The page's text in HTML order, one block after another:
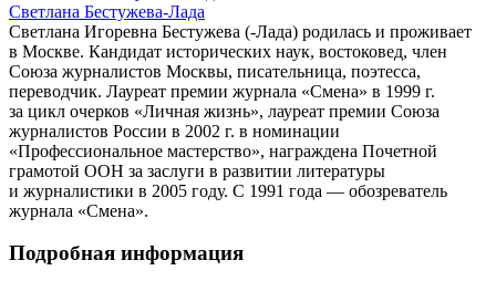
Светлана Бестужева-Лада
Светлана Игоревна Бестужева (-Лада) родилась и проживает
в Москве. Кандидат исторических наук, востоковед, член
Союза журналистов Москвы, писательница, поэтесса,
переводчик. Лауреат премии журнала «Смена» в 1999 г.
за цикл очерков «Личная жизнь», лауреат премии Союза
журналистов России в 2002 г. в номинации
«Профессиональное мастерство», награждена Почетной
грамотой ООН за заслуги в развитии литературы
и журналистики в 2005 году. С 1991 года — обозреватель
журнала «Смена».
Подробная информация